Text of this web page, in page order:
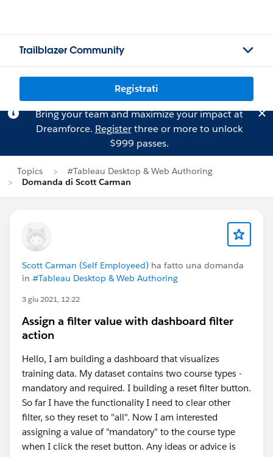
Trailblazer Community
Registrati
Bring your team and maximize your impact at
Dreamforce. Registerthree or more to unlock
$999 passes.
Topics
#Tableau Desktop & Web Authoring
Domanda di Scott Carman
Scott Carman (Self Employeed) ha fatto una domanda
in #Tableau Desktop & Web Authoring
3 giu 2021, 12:22
Assign a filter value with dashboard filter
action
Hello, I am building a dashboard that visualizes
training data. My dataset contains two course types -
mandatory and required. I building a reset filter button.
So far I have the functionality I need to clear other
filter, so they reset to "all". Now I am interested
assigning a value of "mandatory" to the course type
when I click the reset button. Any ideas or advice is